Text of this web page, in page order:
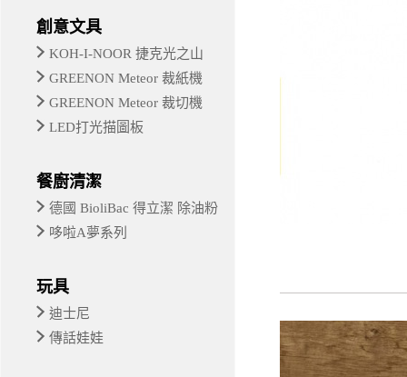
創意文具
KOH-I-NOOR 捷克光之山
GREENON Meteor 裁紙機
GREENON Meteor 裁切機
LED打光描圖板
餐廚清潔
德國 BioliBac 得立潔 除油粉
哆啦A夢系列
玩具
迪士尼
傳話娃娃